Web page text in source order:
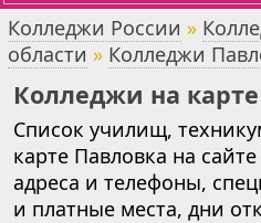
Колледжи России »
области » Колледжи
Колледжи на
Список училищ,
карте Павловка на
адреса и телефоны,
и платные места, дни